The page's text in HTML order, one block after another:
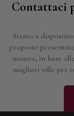
Contattaci
Siamo a
proposte
misura, in base
migliori ville per